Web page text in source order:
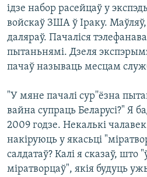
ідзе набор расейцаў у
войскаў ЗША ў Іраку.
даляраў. Пачаліся
пытаньнямі. Дзеля
пачаў называць месцам
"У мяне пачалі сур''ёзна
вайна супраць Беларусі?" Я
2009 годзе. Некалькі чалавек
накіруюць у якасьці
салдатаў? Калі я сказаў, што
міратворцаў", якія будуць